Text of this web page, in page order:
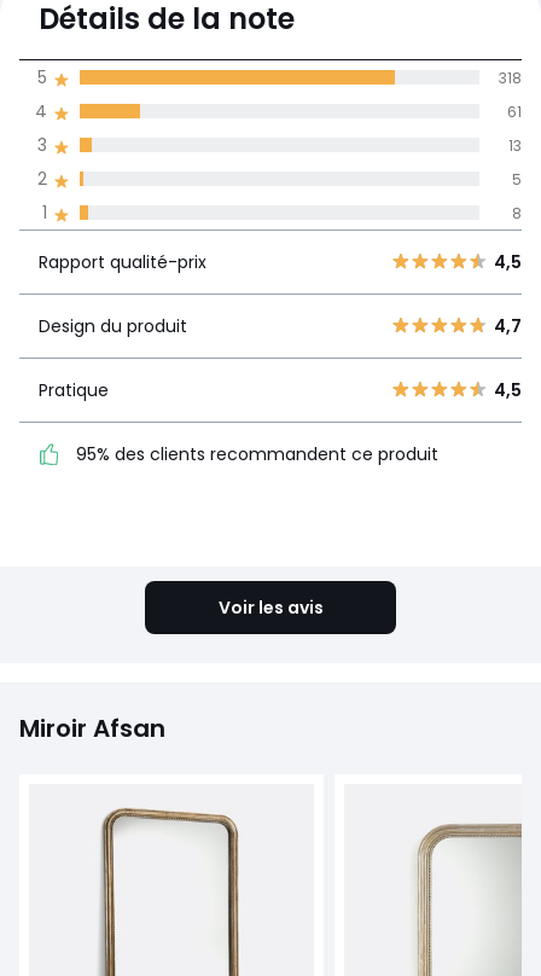
moyenne des avis
dans toutes les
1 8
2
3 13
4
5 4,5
4,7
4,5
recommandent ce produit
Détails de la note
1 8
2 5
3 13
4 61
5 318
Rapport qualité-prix 4,5
Design du produit 4,7
Pratique 4,5
95% des clients recommandent ce produit
Voir les avis
Miroir Afsan